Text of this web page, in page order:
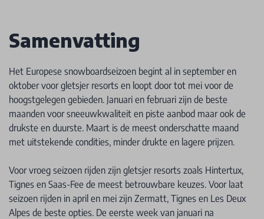
Samenvatting
Het Europese snowboardseizoen begint al in september en
oktober voor gletsjer resorts en loopt door tot mei voor de
hoogstgelegen gebieden. Januari en februari zijn de beste
maanden voor sneeuwkwaliteit en piste aanbod maar ook de
drukste en duurste. Maart is de meest onderschatte maand
met uitstekende condities, minder drukte en lagere prijzen.
Voor vroeg seizoen rijden zijn gletsjer resorts zoals Hintertux,
Tignes en Saas-Fee de meest betrouwbare keuzes. Voor laat
seizoen rijden in april en mei zijn Zermatt, Tignes en Les Deux
Alpes de beste opties. De eerste week van januari na